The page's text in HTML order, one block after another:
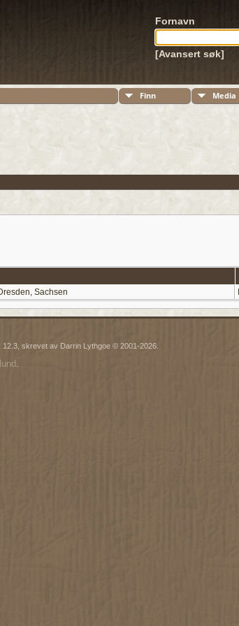
Fornavn
[Avansert søk]
Finn Media
Sachsen
12.3, skrevet av Darrin Lythgoe © 2001-2026.